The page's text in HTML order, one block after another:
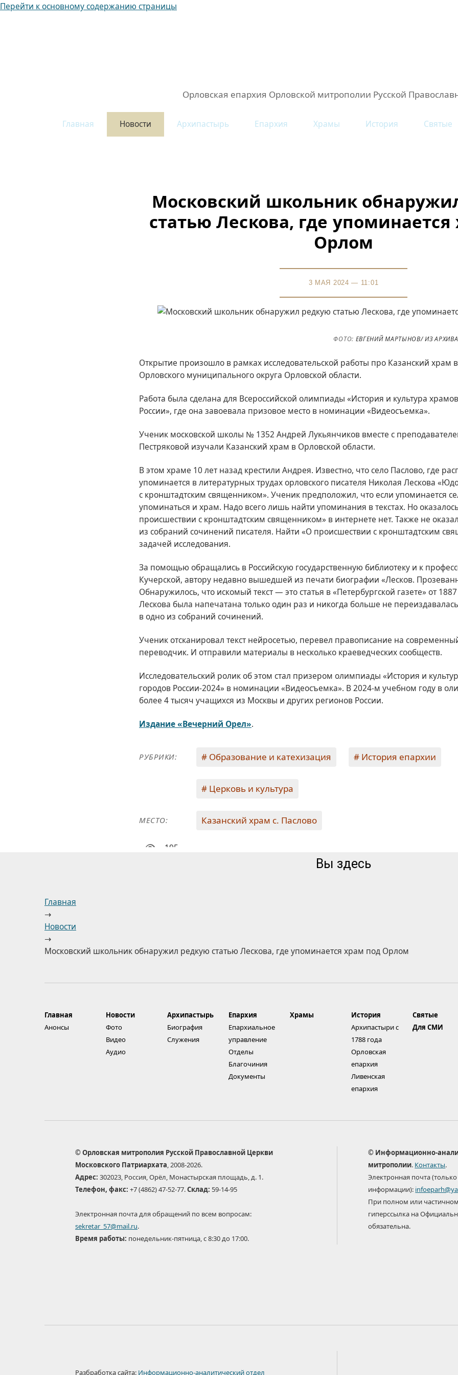
Перейти к основному содержанию страницы
Орловская епархия Орловской митрополии Русской
Главная Новости Архипастырь Епархия Храмы История Святые
Московский школьник
статью Лескова, где
Орлом
3 МАЯ 2024 — 11:01
ФОТО: ЕВГЕНИЙ МАРТЫНОВ/ ИЗ
Открытие произошло в рамках исследовательской работы про Казанский храм
Орловского муниципального округа Орловской области.
Работа была сделана для Всероссийской олимпиады «История и культура
России», где она завоевала призовое место в номинации «Видеосъемка».
Ученик московской школы № 1352 Андрей Лукьянчиков вместе с
Пестряковой изучали Казанский храм в Орловской области.
В этом храме 10 лет назад крестили Андрея. Известно, что село Паслово, где
упоминается в литературных трудах орловского писателя Николая Лескова
с кронштадтским священником». Ученик предположил, что если упоминается
упоминаться и храм. Надо всего лишь найти упоминания в текстах. Но
происшествии с кронштадтским священником» в интернете нет. Также не
из собраний сочинений писателя. Найти «О происшествии с кронштадтским
задачей исследования.
За помощью обращались в Российскую государственную библиотеку и к
Кучерской, автору недавно вышедшей из печати биографии «Лесков.
Обнаружилось, что искомый текст — это статья в «Петербургской газете» от
Лескова была напечатана только один раз и никогда больше не
в одно из собраний сочинений.
Ученик отсканировал текст нейросетью, перевел правописание на
переводчик. И отправили материалы в несколько краеведческих сообществ.
Исследовательский ролик об этом стал призером олимпиады «История и
городов России-2024» в номинации «Видеосъемка». В 2024-м учебном году в
более 4 тысяч учащихся из Москвы и других регионов России.
Издание «Вечерний Орел».
РУБРИКИ: Образование и катехизация История епархии
Церковь и культура
МЕСТО: Казанский храм с. Паслово
195
Вы здесь
Главная
→
Новости
→
Московский школьник обнаружил редкую статью Лескова, где упоминается храм под Орлом
Главная
Анонсы
Новости
Фото
Видео
Аудио
Архипастырь
Биография
Служения
Епархия
Епархиальное
управление
Отделы
Благочиния
Документы
Храмы
История
Архипастыри с
1788 года
Орловская
епархия
Ливенская
епархия
Святые
Для СМИ
© Орловская митрополия Русской Православной Церкви
Московского Патриархата, 2008-2026.
Адрес: 302023, Россия, Орёл, Монастырская площадь, д. 1.
Телефон, факс: +7 (4862) 47-52-77.Склад: 59-14-95
Электронная почта для обращений по всем вопросам:
sekretar_57@mail.ru.
Время работы: понедельник-пятница, с 8:30 до 17:00.
© Информационно-
митрополии. Контакты.
Электронная почта
информации):
При полном или
гиперссылка на
обязательна.
Разбработка сайта: Информационно-аналитический отдел